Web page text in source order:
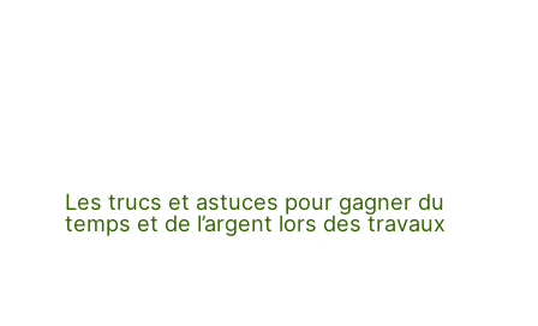
Les trucs et astuces pour gagner du
temps et de l’argent lors des travaux